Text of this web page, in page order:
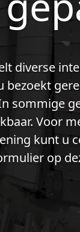
diverse
bezoekt
sommige
Voor
kunt u
op